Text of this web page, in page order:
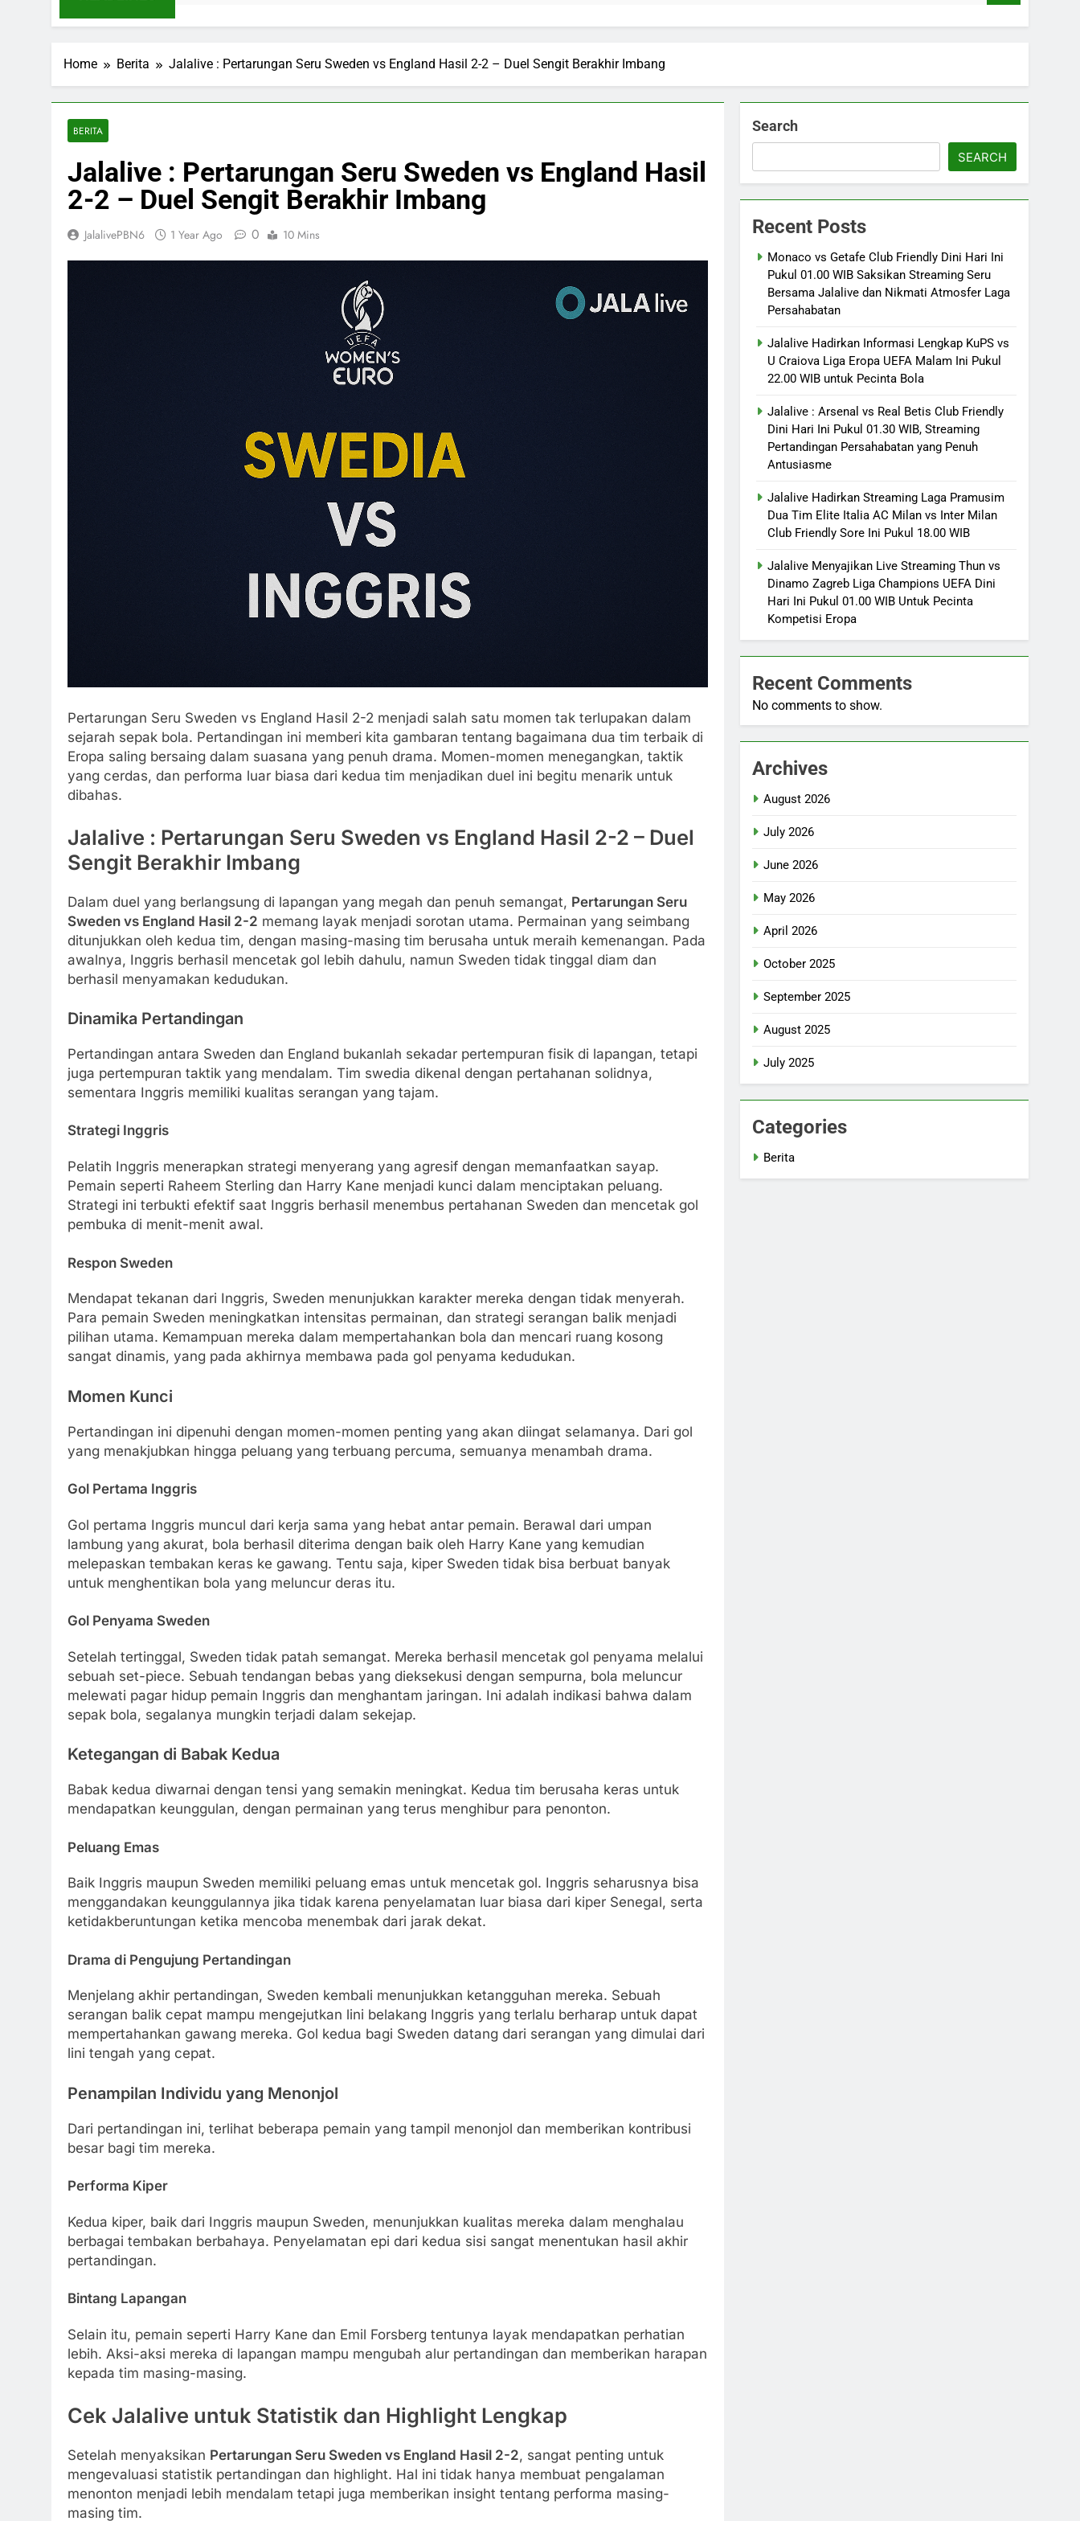
Home Berita Jalalive : Pertarungan Seru Sweden vs England Hasil 2-2 – Duel Sengit Berakhir Imbang
BERITA
Jalalive : Pertarungan Seru Sweden vs England Hasil
2-2 – Duel Sengit Berakhir Imbang
JalalivePBN6 1 Year Ago 0 10 Mins
Pertarungan Seru Sweden vs England Hasil 2-2 menjadi salah satu momen tak terlupakan dalam
sejarah sepak bola. Pertandingan ini memberi kita gambaran tentang bagaimana dua tim terbaik di
Eropa saling bersaing dalam suasana yang penuh drama. Momen-momen menegangkan, taktik
yang cerdas, dan performa luar biasa dari kedua tim menjadikan duel ini begitu menarik untuk
dibahas.
Jalalive : Pertarungan Seru Sweden vs England Hasil 2-2 – Duel
Sengit Berakhir Imbang
Dalam duel yang berlangsung di lapangan yang megah dan penuh semangat, Pertarungan Seru
Sweden vs England Hasil 2-2 memang layak menjadi sorotan utama. Permainan yang seimbang
ditunjukkan oleh kedua tim, dengan masing-masing tim berusaha untuk meraih kemenangan. Pada
awalnya, Inggris berhasil mencetak gol lebih dahulu, namun Sweden tidak tinggal diam dan
berhasil menyamakan kedudukan.
Dinamika Pertandingan
Pertandingan antara Sweden dan England bukanlah sekadar pertempuran fisik di lapangan, tetapi
juga pertempuran taktik yang mendalam. Tim swedia dikenal dengan pertahanan solidnya,
sementara Inggris memiliki kualitas serangan yang tajam.
Strategi Inggris
Pelatih Inggris menerapkan strategi menyerang yang agresif dengan memanfaatkan sayap.
Pemain seperti Raheem Sterling dan Harry Kane menjadi kunci dalam menciptakan peluang.
Strategi ini terbukti efektif saat Inggris berhasil menembus pertahanan Sweden dan mencetak gol
pembuka di menit-menit awal.
Respon Sweden
Mendapat tekanan dari Inggris, Sweden menunjukkan karakter mereka dengan tidak menyerah.
Para pemain Sweden meningkatkan intensitas permainan, dan strategi serangan balik menjadi
pilihan utama. Kemampuan mereka dalam mempertahankan bola dan mencari ruang kosong
sangat dinamis, yang pada akhirnya membawa pada gol penyama kedudukan.
Momen Kunci
Pertandingan ini dipenuhi dengan momen-momen penting yang akan diingat selamanya. Dari gol
yang menakjubkan hingga peluang yang terbuang percuma, semuanya menambah drama.
Gol Pertama Inggris
Gol pertama Inggris muncul dari kerja sama yang hebat antar pemain. Berawal dari umpan
lambung yang akurat, bola berhasil diterima dengan baik oleh Harry Kane yang kemudian
melepaskan tembakan keras ke gawang. Tentu saja, kiper Sweden tidak bisa berbuat banyak
untuk menghentikan bola yang meluncur deras itu.
Gol Penyama Sweden
Setelah tertinggal, Sweden tidak patah semangat. Mereka berhasil mencetak gol penyama melalui
sebuah set-piece. Sebuah tendangan bebas yang dieksekusi dengan sempurna, bola meluncur
melewati pagar hidup pemain Inggris dan menghantam jaringan. Ini adalah indikasi bahwa dalam
sepak bola, segalanya mungkin terjadi dalam sekejap.
Ketegangan di Babak Kedua
Babak kedua diwarnai dengan tensi yang semakin meningkat. Kedua tim berusaha keras untuk
mendapatkan keunggulan, dengan permainan yang terus menghibur para penonton.
Peluang Emas
Baik Inggris maupun Sweden memiliki peluang emas untuk mencetak gol. Inggris seharusnya bisa
menggandakan keunggulannya jika tidak karena penyelamatan luar biasa dari kiper Senegal, serta
ketidakberuntungan ketika mencoba menembak dari jarak dekat.
Drama di Pengujung Pertandingan
Menjelang akhir pertandingan, Sweden kembali menunjukkan ketangguhan mereka. Sebuah
serangan balik cepat mampu mengejutkan lini belakang Inggris yang terlalu berharap untuk dapat
mempertahankan gawang mereka. Gol kedua bagi Sweden datang dari serangan yang dimulai dari
lini tengah yang cepat.
Penampilan Individu yang Menonjol
Dari pertandingan ini, terlihat beberapa pemain yang tampil menonjol dan memberikan kontribusi
besar bagi tim mereka.
Performa Kiper
Kedua kiper, baik dari Inggris maupun Sweden, menunjukkan kualitas mereka dalam menghalau
berbagai tembakan berbahaya. Penyelamatan epi dari kedua sisi sangat menentukan hasil akhir
pertandingan.
Bintang Lapangan
Selain itu, pemain seperti Harry Kane dan Emil Forsberg tentunya layak mendapatkan perhatian
lebih. Aksi-aksi mereka di lapangan mampu mengubah alur pertandingan dan memberikan harapan
kepada tim masing-masing.
Cek Jalalive untuk Statistik dan Highlight Lengkap
Setelah menyaksikan Pertarungan Seru Sweden vs England Hasil 2-2, sangat penting untuk
mengevaluasi statistik pertandingan dan highlight. Hal ini tidak hanya membuat pengalaman
menonton menjadi lebih mendalam tetapi juga memberikan insight tentang performa masing-
masing tim.
Search
SEARCH
Recent Posts
Monaco vs Getafe Club Friendly Dini Hari Ini
Pukul 01.00 WIB Saksikan Streaming Seru
Bersama Jalalive dan Nikmati Atmosfer Laga
Persahabatan
Jalalive Hadirkan Informasi Lengkap KuPS vs
U Craiova Liga Eropa UEFA Malam Ini Pukul
22.00 WIB untuk Pecinta Bola
Jalalive : Arsenal vs Real Betis Club Friendly
Dini Hari Ini Pukul 01.30 WIB, Streaming
Pertandingan Persahabatan yang Penuh
Antusiasme
Jalalive Hadirkan Streaming Laga Pramusim
Dua Tim Elite Italia AC Milan vs Inter Milan
Club Friendly Sore Ini Pukul 18.00 WIB
Jalalive Menyajikan Live Streaming Thun vs
Dinamo Zagreb Liga Champions UEFA Dini
Hari Ini Pukul 01.00 WIB Untuk Pecinta
Kompetisi Eropa
Recent Comments
No comments to show.
Archives
August 2026
July 2026
June 2026
May 2026
April 2026
October 2025
September 2025
August 2025
July 2025
Categories
Berita